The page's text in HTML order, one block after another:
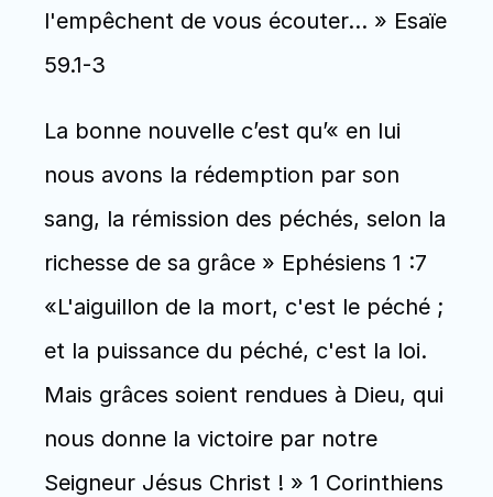
l'empêchent de vous écouter... » Esaïe
59.1-3
La bonne nouvelle c’est qu’« en lui
nous avons la rédemption par son
sang, la rémission des péchés, selon la
richesse de sa grâce » Ephésiens 1 :7
«L'aiguillon de la mort, c'est le péché ;
et la puissance du péché, c'est la loi.
Mais grâces soient rendues à Dieu, qui
nous donne la victoire par notre
Seigneur Jésus Christ ! » 1 Corinthiens